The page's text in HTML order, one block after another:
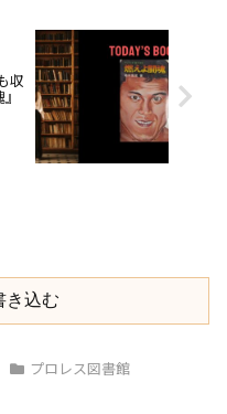
収
き込む
プロレス図書館